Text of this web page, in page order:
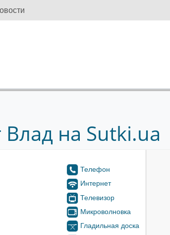
на Sutki.ua
Телефон
Интернет
Телевизор
Микроволновка
Гладильная доска